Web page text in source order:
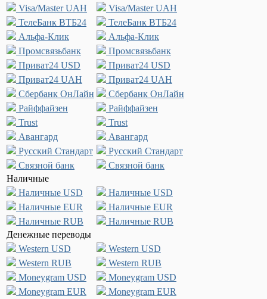
Visa/Master UAH
Visa/Master UAH
ТелеБанк ВТБ24
ТелеБанк ВТБ24
Альфа-Клик
Альфа-Клик
Промсвязьбанк
Промсвязьбанк
Приват24 USD
Приват24 USD
Приват24 UAH
Приват24 UAH
Сбербанк ОнЛайн
Сбербанк ОнЛайн
Райффайзен
Райффайзен
Trust
Trust
Авангард
Авангард
Русский Стандарт
Русский Стандарт
Связной банк
Связной банк
Наличные
Наличные USD
Наличные USD
Наличные EUR
Наличные EUR
Наличные RUB
Наличные RUB
Денежные переводы
Western USD
Western USD
Western RUB
Western RUB
Moneygram USD
Moneygram USD
Moneygram EUR
Moneygram EUR